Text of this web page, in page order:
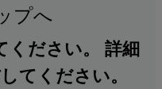
プへ
ください。 詳細
てください。